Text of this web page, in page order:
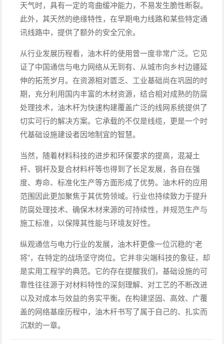
天气时，具有一定的弯曲缓冲能力，不易发生脆性断裂。
此外，其天然的绝缘特性，在早期电力线路和某些特定通
讯线路中，提供了额外的安全冗余。
从行业发展历程看，油木杆的使用曾一度非常广泛。它见
证了中国通信与电力网络从无到有、从城市向乡村边疆延
伸的拓荒岁月。在资源相对匮乏、工业基础尚在巩固的时
期，充分利用国内丰富的木材资源，结合相对成熟的防腐
处理技术，油木杆为快速构建覆盖广泛的线网系统提供了
切实可行的解决方案。它承载的不仅是线缆，更是一个时
代基础设施建设者因地制宜的智慧。
当然，随着材料科技的进步和环保要求的提高，混凝土
杆、钢杆及复合材料杆等也得到了长足发展，各自在强
度、寿命、标准化生产等方面形成了优势。油木杆的应用
范围因此更加聚焦于其优势领域。行业也持续致力于提升
防腐处理技术、确保木材来源的可持续性，并规范生产与
施工标准，以保障其性能与环境友好性。
纵观通信与电力行业的发展，油木杆更像一位沉稳的“老
将”，在特定的战场坚守岗位。它并非尖端科技的象征，却
是实用工程学的典范。它的存在提醒我们，基础设施的可
靠性往往源于对材料特性的深刻理解、对工艺的不断改进
以及对成本与效益的务实平衡。在构建坚固、高效、广覆
盖的网络基座历程中，油木杆书写了属于自己的、扎实而
沉默的一章。